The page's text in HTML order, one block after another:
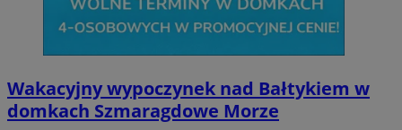
Wakacyjny wypoczynek nad Bałtykiem w
domkach Szmaragdowe Morze